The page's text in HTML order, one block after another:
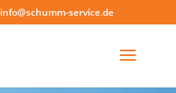
info@schumm-service.de